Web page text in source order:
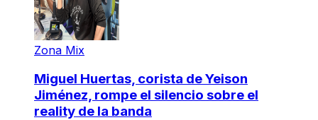
Zona Mix
Miguel Huertas, corista de Yeison
Jiménez, rompe el silencio sobre el
reality de la banda